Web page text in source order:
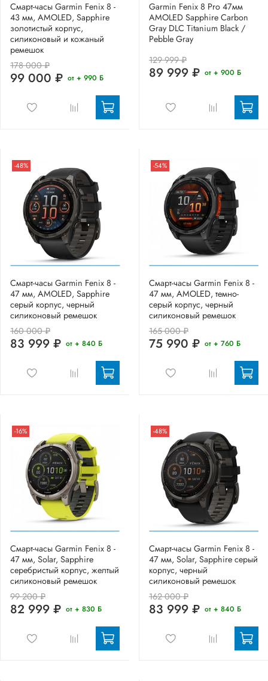
Смарт-часы Garmin Fenix 8 -
43 мм, AMOLED, Sapphire
золотистый корпус,
силиконовый и кожаный
ремешок
178 000 ₽
99 000 ₽ от + 990 Б
Garmin Fenix 8 Pro 47мм
AMOLED Sapphire Carbon
Gray DLC Titanium Black /
Pebble Gray
129 999 ₽
89 999 ₽ от + 900 Б
-48%
Смарт-часы Garmin Fenix 8 -
47 мм, AMOLED, Sapphire
серый корпус, черный
силиконовый ремешок
160 000 ₽
83 999 ₽ от + 840 Б
-54%
Смарт-часы Garmin Fenix 8 -
47 мм, AMOLED, темно-
серый корпус, черный
силиконовый ремешок
165 000 ₽
75 990 ₽ от + 760 Б
-16%
Смарт-часы Garmin Fenix 8 -
47 мм, Solar, Sapphire
серебристый корпус, желтый
силиконовый ремешок
99 200 ₽
82 999 ₽ от + 830 Б
-48%
Смарт-часы Garmin Fenix 8 -
47 мм, Solar, Sapphire серый
корпус, черный
силиконовый ремешок
162 000 ₽
83 999 ₽ от + 840 Б